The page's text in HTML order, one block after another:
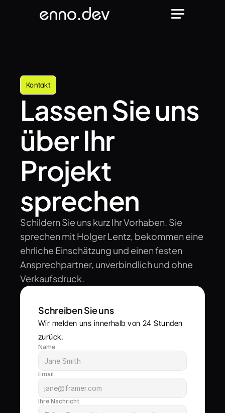
Kontakt
Lassen Sie uns
über Ihr
Projekt
sprechen
Schildern Sie uns kurz Ihr Vorhaben. Sie
sprechen mit Holger Lentz, bekommen eine
ehrliche Einschätzung und einen festen
Ansprechpartner, unverbindlich und ohne
Verkaufsdruck.
Schreiben Sie uns
Wir melden uns innerhalb von 24 Stunden
zurück.
Name
Email
Ihre Nachricht